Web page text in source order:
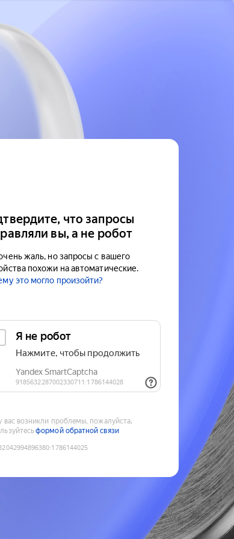
что запросы
вы, а не робот
жаль, но запросы с вашего
похожи на автоматические.
это могло произойти?
вас возникли проблемы, пожалуйста,
формой обратной связи
:1786144025